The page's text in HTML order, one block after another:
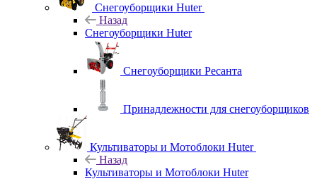
Снегоуборщики Huter
Назад
Снегоуборщики Huter
Снегоуборщики Ресанта
Принадлежности для снегоуборщиков
Культиваторы и Мотоблоки Huter
Назад
Культиваторы и Мотоблоки Huter